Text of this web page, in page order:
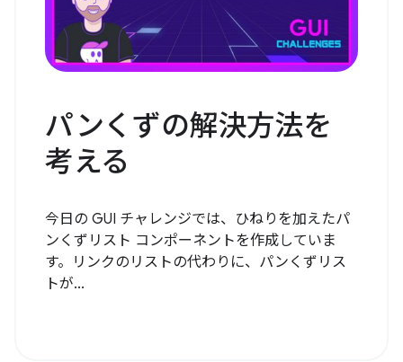
パンくずの解決方法を
考える
今日の GUI チャレンジでは、ひねりを加えたパ
ンくずリスト コンポーネントを作成していま
す。リンクのリストの代わりに、パンくずリス
トが...